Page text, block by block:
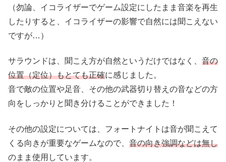
（勿論、イコライザーでゲーム設定にしたまま音楽を再生
したりすると、イコライザーの影響で自然には聞こえない
ですが…）
サラウンドは、聞こえ方が自然というだけではなく、 音の
位置（定位）もとても正確に感じました。
音で敵の位置や足音、その他の武器切り替えの音などの方
向をしっかりと聞き分けることができました！
その他の設定については、フォートナイトは音が聞こえて
くる向きが重要なゲームなので、 音の向き強調などは無し
のまま使用しています。